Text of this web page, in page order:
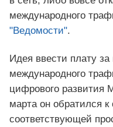
международного
"Ведомости".
Идея ввести плату
международного
цифрового развития
марта он обратился к
соответствующей